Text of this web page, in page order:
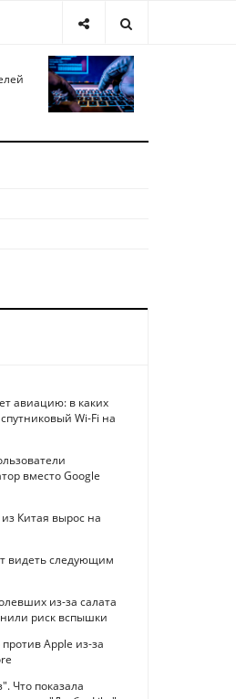
авиацию: в каких
Wi-Fi на
вместо Google
Китая вырос на
видеть следующим
из-за салата
риск вспышки
Apple из-за
Что показала